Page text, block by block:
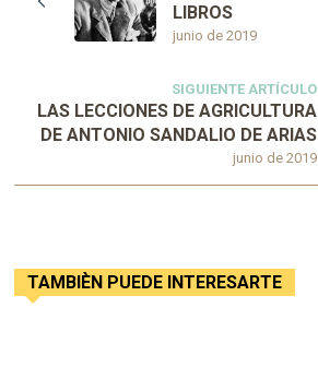
junio de 2019
LIBROS
SIGUIENTE ARTÍCULO
junio de 2019
LAS LECCIONES DE AGRICULTURA
DE ANTONIO SANDALIO DE ARIAS
TAMBIÈN PUEDE INTERESARTE